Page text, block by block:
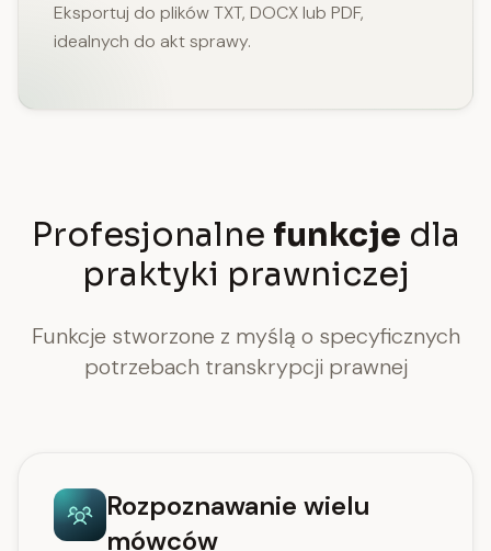
Eksportuj do plików TXT, DOCX lub PDF,
idealnych do akt sprawy.
Profesjonalne funkcje dla
praktyki prawniczej
Funkcje stworzone z myślą o specyficznych
potrzebach transkrypcji prawnej
Rozpoznawanie wielu
mówców